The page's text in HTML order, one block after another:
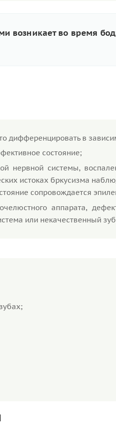
возникает во время
дифференцировать в
состояние;
нервной системы,
истоках бркусизма
сопровождается
аппарата,
или некачественный